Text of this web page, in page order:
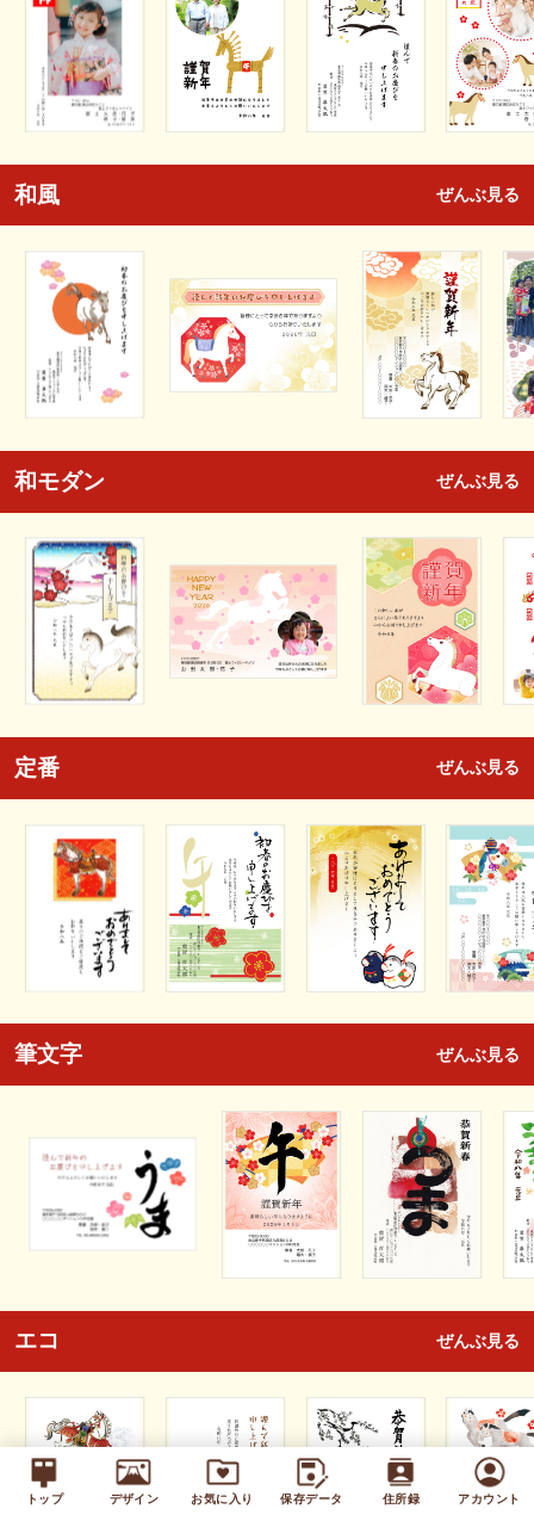
トップ デザイン お気に入り 保存データ 住所録 アカウント
和風 ぜんぶ見る
和モダン ぜんぶ見る
定番 ぜんぶ見る
筆文字 ぜんぶ見る
エコ ぜんぶ見る